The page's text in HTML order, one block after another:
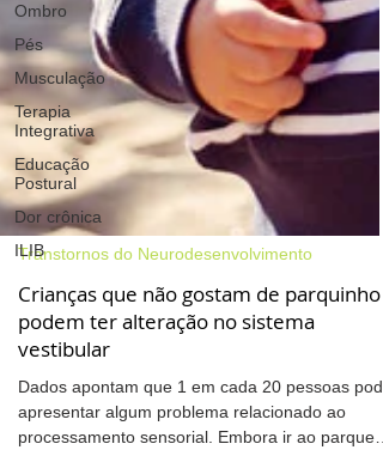
Ombro
Pés
Musculação
Terapia
Integrativa
Educação
Postural
Dor crônica
ILIB
Transtornos do Neurodesenvolvimento
Crianças que não gostam de parquinho
vestibular
Dados apontam que 1 em cada 20 pessoas pode